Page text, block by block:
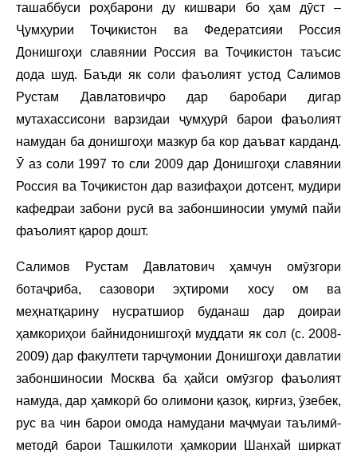
ташаббуси роҳбарони ду кишвари бо ҳам дӯст –
Ҷумҳурии Тоҷикистон ва Федератсияи Россия
Донишгоҳи славянии Россия ва Тоҷикистон таъсис
дода шуд. Баъди як соли фаъолият устод Салимов
Рустам Давлатовичро дар баробари дигар
мутахассисони варзидаи ҷумҳурӣ барои фаъолият
намудан ба донишгоҳи мазкур ба кор даъват карданд.
Ӯ аз соли 1997 то сли 2009 дар Донишгоҳи славянии
Россия ва Тоҷикистон дар вазифаҳои дотсент, мудири
кафедраи забони русӣ ва забоншиносии умумӣ пайи
фаъолият қарор дошт.
Салимов Рустам Давлатович ҳамчун омӯзгори
ботаҷриба, сазовори эҳтироми хосу ом ва
меҳнатқарину нусратшиор буданаш дар доираи
ҳамкориҳои байнидонишгоҳӣ муддати як сол (с. 2008-
2009) дар факултети тарҷумонии Донишгоҳи давлатии
забоншиносии Москва ба ҳайси омӯзгор фаъолият
намуда, дар ҳамкорӣ бо олимони қазоқ, кирғиз, ӯзебек,
рус ва чин барои омода намудани маҷмуаи таълимӣ-
методӣ барои Ташкилоти ҳамкории Шанхай ширкат